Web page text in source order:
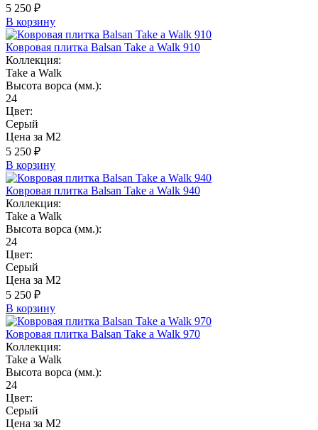
5 250 ₽
В корзину
Ковровая плитка Balsan Take a Walk 910
Коллекция:
Take a Walk
Высота ворса (мм.):
24
Цвет:
Серый
Цена за М2
5 250 ₽
В корзину
Ковровая плитка Balsan Take a Walk 940
Коллекция:
Take a Walk
Высота ворса (мм.):
24
Цвет:
Серый
Цена за М2
5 250 ₽
В корзину
Ковровая плитка Balsan Take a Walk 970
Коллекция:
Take a Walk
Высота ворса (мм.):
24
Цвет:
Серый
Цена за М2